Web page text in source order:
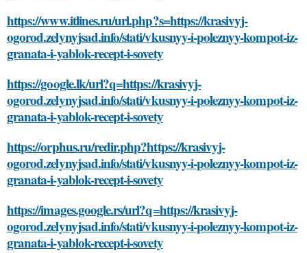
https://www.itlines.ru/url.php?s=https://krasivyj-
ogorod.zelynyjsad.info/stati/vkusnyy-i-poleznyy-kompot-iz-
granata-i-yablok-recept-i-sovety
https://google.lk/url?q=https://krasivyj-
ogorod.zelynyjsad.info/stati/vkusnyy-i-poleznyy-kompot-iz-
granata-i-yablok-recept-i-sovety
https://orphus.ru/redir.php?https://krasivyj-
ogorod.zelynyjsad.info/stati/vkusnyy-i-poleznyy-kompot-iz-
granata-i-yablok-recept-i-sovety
https://images.google.rs/url?q=https://krasivyj-
ogorod.zelynyjsad.info/stati/vkusnyy-i-poleznyy-kompot-iz-
granata-i-yablok-recept-i-sovety